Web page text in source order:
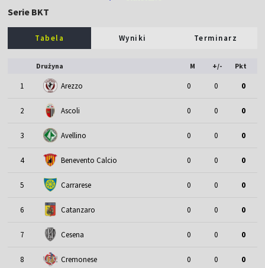
Serie BKT
Tabela Wyniki Terminarz
Drużyna M +/- Pkt
1 Arezzo 0 0 0
2 Ascoli 0 0 0
3 Avellino 0 0 0
4 Benevento Calcio 0 0 0
5 Carrarese 0 0 0
6 Catanzaro 0 0 0
7 Cesena 0 0 0
8 Cremonese 0 0 0